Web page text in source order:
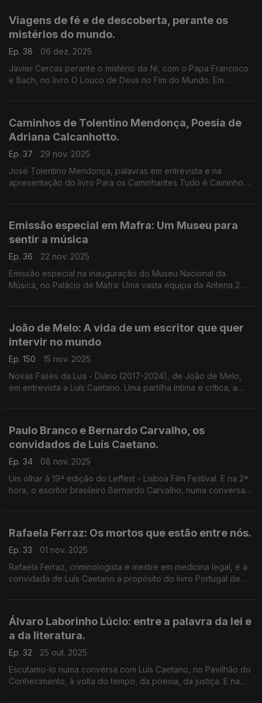
Viagens de fé e de descoberta, perante os
mistérios do mundo.
Ep. 38
06 dez. 2025
Javier Cercas perante o mistério da fé, com o Papa Francisco
e Bach, no livro O Louco de Deus no Fim do Mundo. Em
Caminhos de Tolentino Mendonça, Poesia de
Adriana Calcanhotto.
Ep. 37
29 nov. 2025
José Tolentino Mendonça, palavras em entrevista e na
apresentação do livro Para os Caminhantes Tudo é Caminho. E
Emissão especial em Mafra: Um Museu para
sentir a música
Ep. 36
22 nov. 2025
Emissão especial na inauguração do Museu Nacional da
Música, no Palácio de Mafra: Uma vasta equipa da Antena 2
João de Melo: A vida de um escritor que quer
intervir no mundo
Ep. 150
15 nov. 2025
Novas Fases da Lua - Diário (2017-2024), de João de Melo,
em entrevista a Luís Caetano. Uma partilha íntima e crítica, a
Paulo Branco e Bernardo Carvalho, os
convidados de Luís Caetano.
Ep. 34
08 nov. 2025
Um olhar à 19ª edição do Leffest - Lisboa Film Festival. E na 2ª
hora, o escritor brasileiro Bernardo Carvalho, numa conversa
Rafaela Ferraz: Os mortos que estão entre nós.
Ep. 33
01 nov. 2025
Rafaela Ferraz, criminologista e mestre em medicina legal, é a
convidada de Luís Caetano a propósito do livro Portugal de
Álvaro Laborinho Lúcio: entre a palavra da lei e
a da literatura.
Ep. 32
25 out. 2025
Escutamo-lo numa conversa com Luís Caetano, no Pavilhão do
Conhecimento, à volta do tempo, da poesia, da justiça. E na